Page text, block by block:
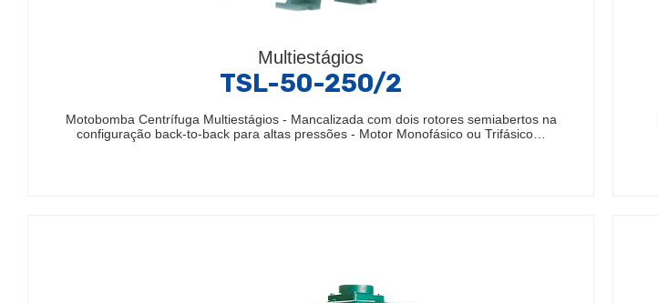
Multiestágios
TSL-50-250/2
Motobomba Centrífuga Multiestágios - Mancalizada com dois rotores semiabertos na
configuração back-to-back para altas pressões - Motor Monofásico ou Trifásico…